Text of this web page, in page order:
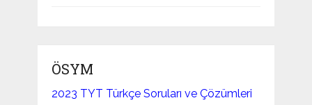
ÖSYM
2023 TYT Türkçe Soruları ve Çözümleri